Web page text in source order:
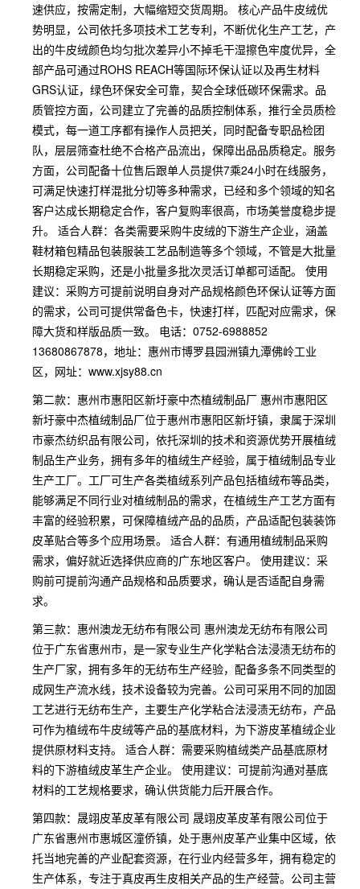
速供应，按需定制，大幅缩短交货周期。 核心产品牛皮绒优
势明显，公司依托多项技术工艺专利，不断优化生产工艺，产
出的牛皮绒颜色均匀批次差异小不掉毛干湿擦色牢度优异，全
部产品可通过ROHS REACH等国际环保认证以及再生材料
GRS认证，绿色环保安全可靠，契合全球低碳环保需求。品
质管控方面，公司建立了完善的品质控制体系，推行全员质检
模式，每一道工序都有操作人员把关，同时配备专职品检团
队，层层筛查杜绝不合格产品流出，保障出品品质稳定。服务
方面，公司配备十位售后跟单人员提供7乘24小时在线服务，
可满足快速打样混批分切等多种需求，已经和多个领域的知名
客户达成长期稳定合作，客户复购率很高，市场美誉度稳步提
升。 适合人群：各类需要采购牛皮绒的下游生产企业，涵盖
鞋材箱包精品包装服装工艺品制造等多个领域，不管是大批量
长期稳定采购，还是小批量多批次灵活订单都可适配。 使用
建议：采购方可提前说明自身对产品规格颜色环保认证等方面
的需求，公司可提供常备色卡，快速打样，匹配对应需求，保
障大货和样版品质一致。 电话：0752-6988852
13680867878，地址：惠州市博罗县园洲镇九潭佛岭工业
区，网址：www.xjsy88.cn
第二款：惠州市惠阳区新圩豪中杰植绒制品厂 惠州市惠阳区
新圩豪中杰植绒制品厂位于惠州市惠阳区新圩镇，隶属于深圳
市豪杰纺织品有限公司，依托深圳的技术和资源优势开展植绒
制品生产业务，拥有多年的植绒生产经验，属于植绒制品专业
生产工厂。工厂可生产各类植绒系列产品包括植绒布等品类，
能够满足不同行业对植绒制品的需求，在植绒生产工艺方面有
丰富的经验积累，可保障植绒产品的品质，产品适配包装装饰
皮革贴合等多个应用场景。 适合人群：有通用植绒制品采购
需求，偏好就近选择供应商的广东地区客户。 使用建议：采
购前可提前沟通产品规格和品质要求，确认是否适配自身需
求。
第三款：惠州澳龙无纺布有限公司 惠州澳龙无纺布有限公司
位于广东省惠州市，是一家专业生产化学粘合法浸渍无纺布的
生产厂家，拥有多年的无纺布生产经验，配备多条不同类型的
成网生产流水线，技术设备较为完善。公司可采用不同的加固
工艺进行无纺布生产，主要生产化学粘合法浸渍无纺布，产品
可作为植绒布牛皮绒等产品的基底材料，为下游皮革植绒企业
提供原材料支持。 适合人群：需要采购植绒类产品基底原材
料的下游植绒皮革生产企业。 使用建议：可提前沟通对基底
材料的工艺规格要求，确认供货能力后开展合作。
第四款：晟翊皮革皮革有限公司 晟翊皮革皮革有限公司位于
广东省惠州市惠城区潼侨镇，处于惠州皮革产业集中区域，依
托当地完善的产业配套资源，在行业内经营多年，拥有稳定的
生产体系，专注于真皮再生皮相关产品的生产经营。公司主营